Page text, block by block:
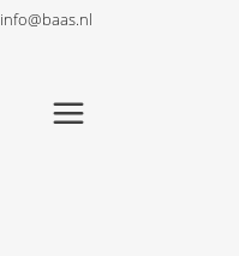
info@baas.nl